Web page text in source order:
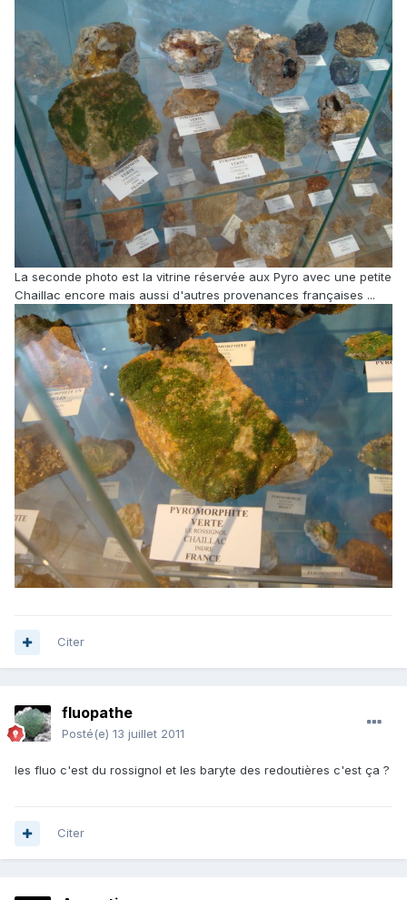
La seconde photo est la vitrine réservée aux Pyro avec une petite
Chaillac encore mais aussi d'autres provenances françaises ...
Citer
fluopathe
Posté(e) 13 juillet 2011
les fluo c'est du rossignol et les baryte des redoutières c'est ça ?
Citer